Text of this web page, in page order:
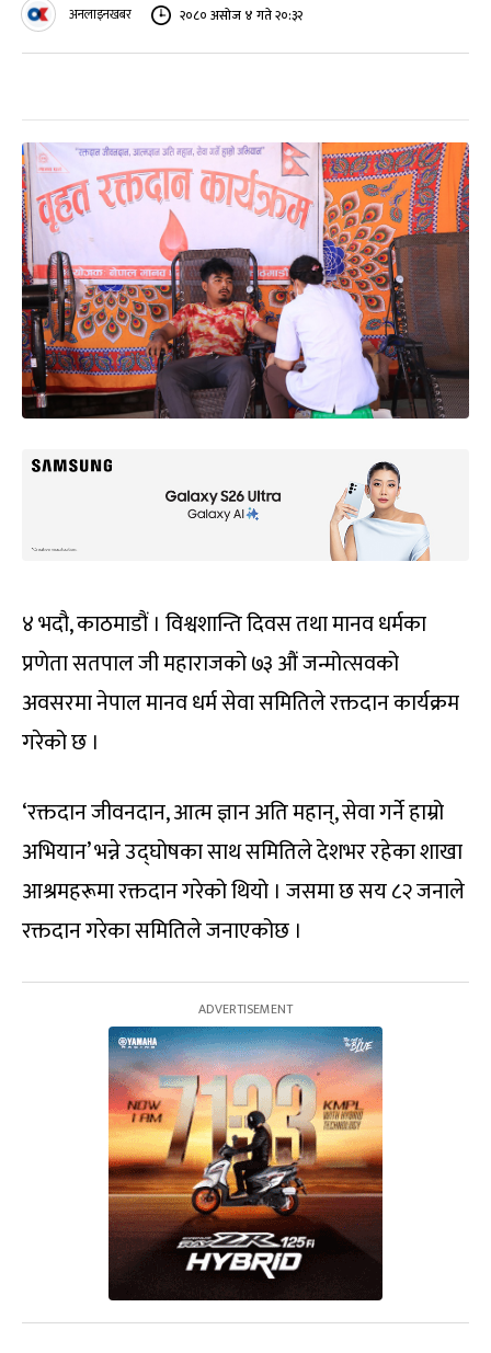
अनलाइनखबर २०८० असोज ४ गते २०:३२
४ भदौ, काठमाडौं । विश्वशान्ति दिवस तथा मानव धर्मका
प्रणेता सतपाल जी महाराजको ७३ औं जन्मोत्सवको
अवसरमा नेपाल मानव धर्म सेवा समितिले रक्तदान कार्यक्रम
गरेको छ ।
‘रक्तदान जीवनदान, आत्म ज्ञान अति महान्, सेवा गर्ने हाम्रो
अभियान’ भन्ने उद्घोषका साथ समितिले देशभर रहेका शाखा
आश्रमहरूमा रक्तदान गरेको थियो । जसमा छ सय ८२ जनाले
रक्तदान गरेका समितिले जनाएकोछ ।